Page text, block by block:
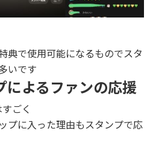
典で使用可能になるものでスタ
いです
によるファンの応援
ごく
プに入った理由もスタンプで応